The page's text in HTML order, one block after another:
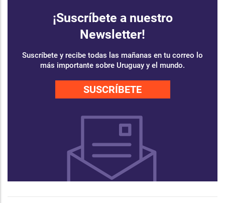
¡Suscríbete a nuestro
Newsletter!
Suscríbete y recibe todas las mañanas en tu correo lo
más importante sobre Uruguay y el mundo.
SUSCRÍBETE